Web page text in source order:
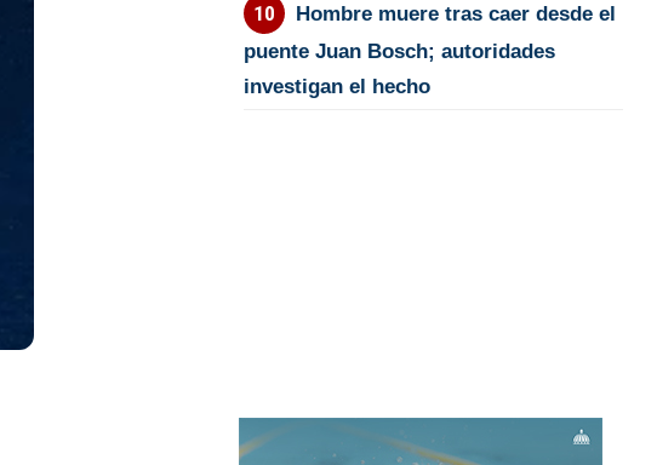
Hombre muere tras caer desde el
puente Juan Bosch; autoridades
investigan el hecho